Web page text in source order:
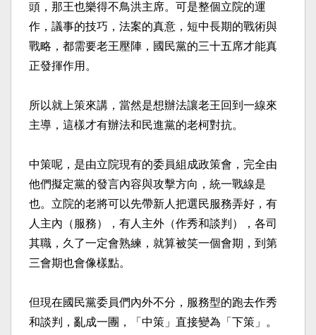
頭，那王也樂得不鳥洪主席。可是整個立院的運
作，議事的技巧，法案的真意，短中長期的戰術與
戰略，都需要老王壓陣，國民黨的三十五席才能真
正發揮作用。
所以就上策來講，當然是想辦法讓老王回到一線來
主導，這樣才有辦法和民進黨的老柯對抗。
中策呢，是由立院現有的委員組成政策會，完全由
他們擬定黨的發言內容與攻擊方向，統一戰線是
也。立院的老將可以先帶新人把選民服務弄好，有
人主內（服務），有人主外（作秀和談判），各司
其職，久了一定會熟練，就算被笑一個會期，到第
三會期也會像樣點。
但現在國民黨委員們內外不分，服務型的跑去作秀
和談判，亂成一團，「中策」直接變為「下策」。